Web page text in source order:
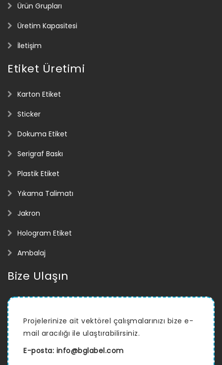
Ürün Grupları
Üretim Kapasitesi
İletişim
Etiket Üretimi
Karton Etiket
Sticker
Dokuma Etiket
Serigraf Baskı
Plastik Etiket
Yıkama Talimatı
Jakron
Hologram Etiket
Ambalaj
Bize Ulaşın
Projelerinize ait vektörel çalışmalarınızı bize e-
mail aracılığı ile ulaştırabilirsiniz.
E-posta: info@bglabel.com